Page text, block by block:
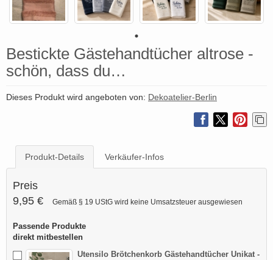
Bestickte Gästehandtücher altrose -
schön, dass du…
Dieses Produkt wird angeboten von: Dekoatelier-Berlin
Produkt-Details Verkäufer-Infos
Preis
9,95 €
Gemäß § 19 UStG wird keine Umsatzsteuer ausgewiesen
Passende Produkte
direkt mitbestellen
Utensilo Brötchenkorb Gästehandtücher Unikat -